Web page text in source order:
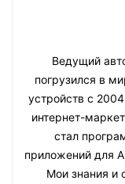
Ведущий
погрузился в
устройств с
интернет-
стал
приложений для
Мои знания и